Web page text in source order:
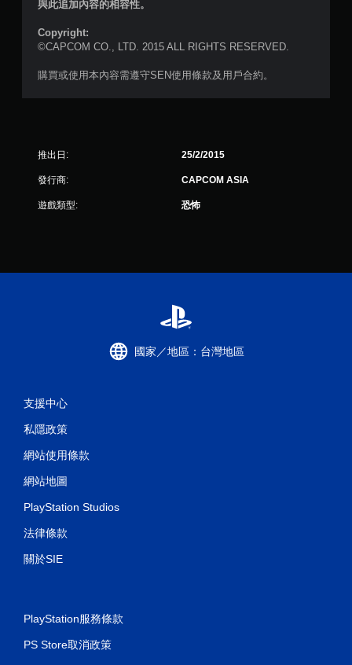
與此追加內容的相容性。
Copyright:
©CAPCOM CO., LTD. 2015 ALL RIGHTS RESERVED.
購買或使用本內容需遵守SEN使用條款及用戶合約。
推出日: 25/2/2015
發行商: CAPCOM ASIA
遊戲類型: 恐怖
國家／地區：台灣地區
支援中心
私隱政策
網站使用條款
網站地圖
PlayStation Studios
法律條款
關於SIE
PlayStation服務條款
PS Store取消政策